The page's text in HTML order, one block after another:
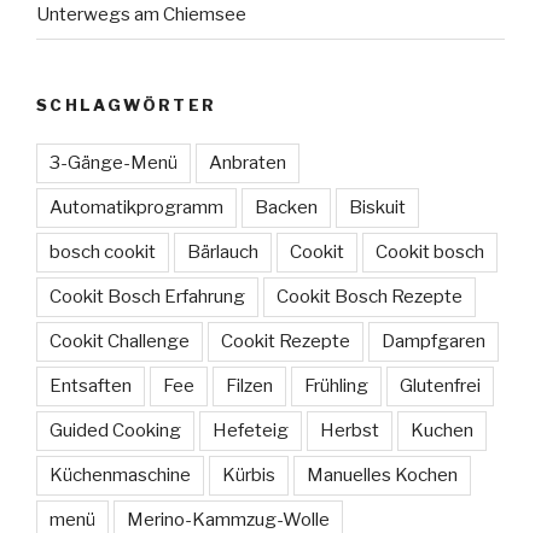
Unterwegs am Chiemsee
SCHLAGWÖRTER
3-Gänge-Menü Anbraten
Automatikprogramm Backen Biskuit
bosch cookit Bärlauch Cookit Cookit bosch
Cookit Bosch Erfahrung Cookit Bosch Rezepte
Cookit Challenge Cookit Rezepte Dampfgaren
Entsaften Fee Filzen Frühling Glutenfrei
Guided Cooking Hefeteig Herbst Kuchen
Küchenmaschine Kürbis Manuelles Kochen
menü Merino-Kammzug-Wolle